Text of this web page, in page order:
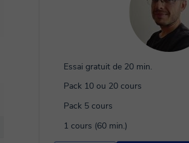
Essai gratuit de 20 min.
Pack 10 ou 20 cours
Pack 5 cours
1 cours (60 min.)